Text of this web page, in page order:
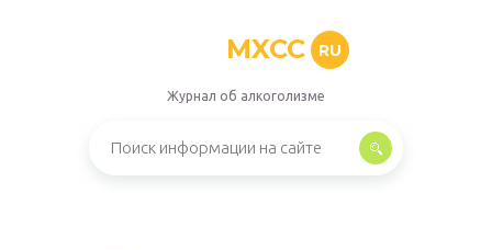
MXCC RU
Журнал об алкоголизме